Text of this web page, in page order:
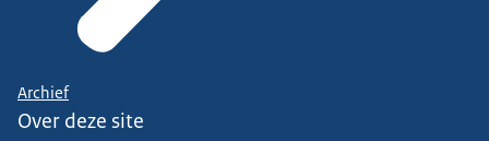
Archief
Over deze site